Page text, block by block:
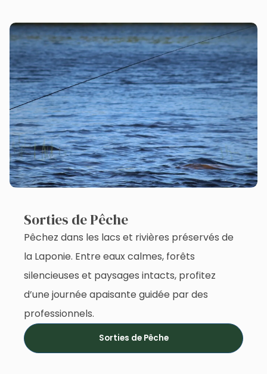
Sorties de Pêche
Pêchez dans les lacs et rivières préservés de
la Laponie. Entre eaux calmes, forêts
silencieuses et paysages intacts, profitez
d’une journée apaisante guidée par des
professionnels.
Sorties de Pêche